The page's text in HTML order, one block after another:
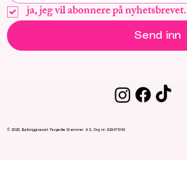
ja, jeg vil abonnere på nyhetsbrevet.
Send inn
© 2026, Ballonggrossist Fargerike Drømmer AS, Org nr: 929471040